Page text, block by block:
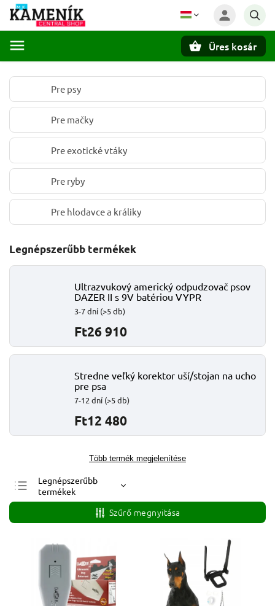
Üres kosár
Pre psy
Pre mačky
Pre exotické vtáky
Pre ryby
Pre hlodavce a králiky
Legnépszerűbb termékek
Ultrazvukový americký odpudzovač psov
DAZER II s 9V batériou VYPR
3-7 dní (>5 db)
Ft26 910
Stredne veľký korektor uší/stojan na ucho
pre psa
7-12 dní (>5 db)
Ft12 480
Több termék megjelenítése
Legnépszerűbb
termékek
Legolcsóbb elöl
Legdrágább
ABC szerint
Szűrő megnyitása